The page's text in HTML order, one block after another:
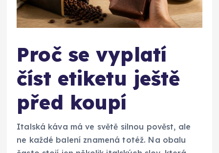
Proč se vyplatí
číst etiketu ještě
před koupí
Italská káva má ve světě silnou pověst, ale
ne každé balení znamená totéž. Na obalu